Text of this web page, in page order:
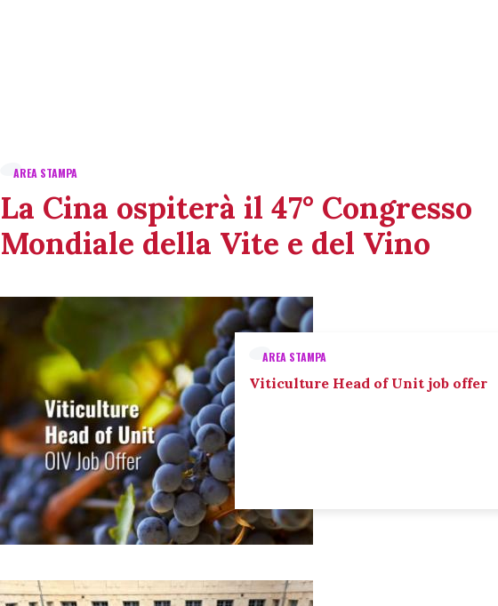
AREA STAMPA
La Cina ospiterà il 47° Congresso
Mondiale della Vite e del Vino
AREA STAMPA
Viticulture Head of Unit job offer